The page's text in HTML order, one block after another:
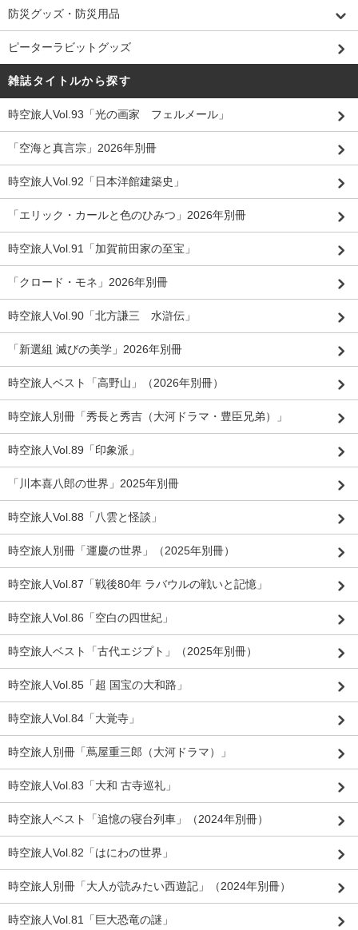
防災グッズ・防災用品
ピーターラビットグッズ
雑誌タイトルから探す
時空旅人Vol.93「光の画家 フェルメール」
「空海と真言宗」2026年別冊
時空旅人Vol.92「日本洋館建築史」
「エリック・カールと色のひみつ」2026年別冊
時空旅人Vol.91「加賀前田家の至宝」
「クロード・モネ」2026年別冊
時空旅人Vol.90「北方謙三 水滸伝」
「新選組 滅びの美学」2026年別冊
時空旅人ベスト「高野山」（2026年別冊）
時空旅人別冊「秀長と秀吉（大河ドラマ・豊臣兄弟）」
時空旅人Vol.89「印象派」
「川本喜八郎の世界」2025年別冊
時空旅人Vol.88「八雲と怪談」
時空旅人別冊「運慶の世界」（2025年別冊）
時空旅人Vol.87「戦後80年 ラバウルの戦いと記憶」
時空旅人Vol.86「空白の四世紀」
時空旅人ベスト「古代エジプト」（2025年別冊）
時空旅人Vol.85「超 国宝の大和路」
時空旅人Vol.84「大覚寺」
時空旅人別冊「蔦屋重三郎（大河ドラマ）」
時空旅人Vol.83「大和 古寺巡礼」
時空旅人ベスト「追憶の寝台列車」（2024年別冊）
時空旅人Vol.82「はにわの世界」
時空旅人別冊「大人が読みたい西遊記」（2024年別冊）
時空旅人Vol.81「巨大恐竜の謎」